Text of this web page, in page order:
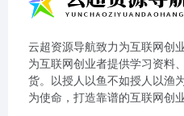
云超资源导航致力为互联网创
为互联网创业者提供学习资料
货。以授人以鱼不如授人以渔
为使命，打造靠谱的互联网创